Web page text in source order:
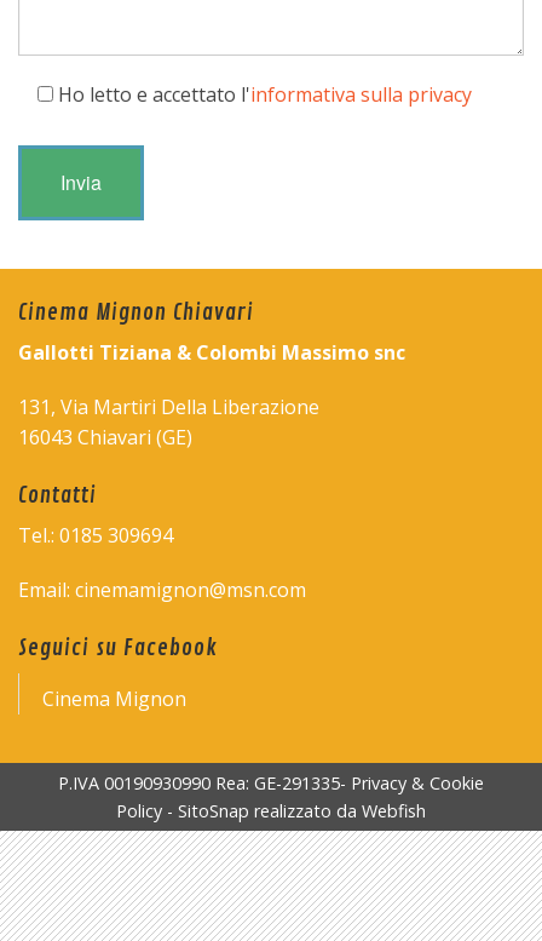
Ho letto e accettato l'informativa sulla privacy
Cinema Mignon Chiavari
Gallotti Tiziana & Colombi Massimo snc
131, Via Martiri Della Liberazione
16043 Chiavari (GE)
Contatti
Tel.: 0185 309694
Email: cinemamignon@msn.com
Seguici su Facebook
Cinema Mignon
P.IVA 00190930990 Rea: GE-291335- Privacy & Cookie
Policy - SitoSnap realizzato da Webfish